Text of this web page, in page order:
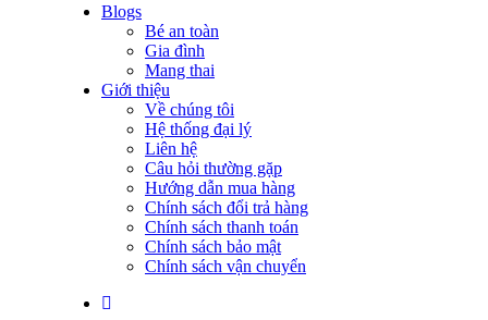
Blogs
Bé an toàn
Gia đình
Mang thai
Giới thiệu
Về chúng tôi
Hệ thống đại lý
Liên hệ
Câu hỏi thường gặp
Hướng dẫn mua hàng
Chính sách đổi trả hàng
Chính sách thanh toán
Chính sách bảo mật
Chính sách vận chuyển